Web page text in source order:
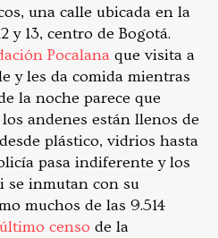
una calle ubicada en la
y 13, centro de Bogotá.
Pocalana que visita a
y les da comida mientras
la noche parece que
andenes están llenos de
plástico, vidrios hasta
pasa indiferente y los
se inmutan con su
muchos de las 9.514
censo de la